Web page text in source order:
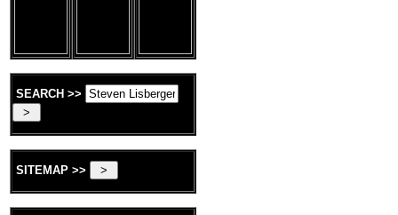
SEARCH >>
SITEMAP >>